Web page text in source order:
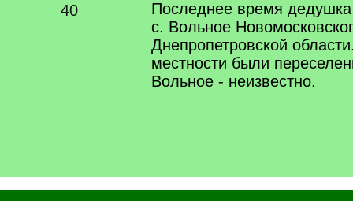
40
Последнее время
с. Вольное
Днепропетровской
местности были
Вольное - неизвестно.